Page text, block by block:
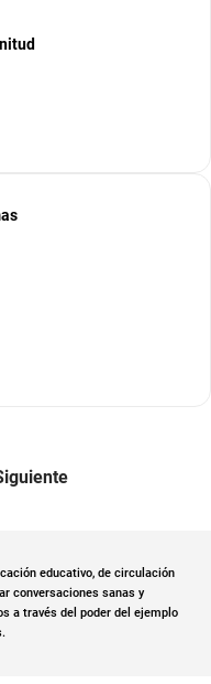
educativo, de circulación
conversaciones sanas y
a través del poder del ejemplo